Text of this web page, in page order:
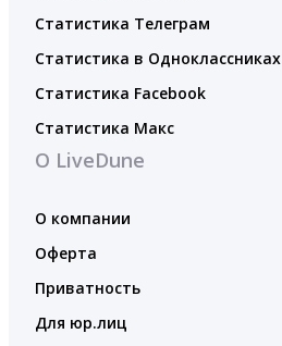
Статистика Телеграм
Статистика в Одноклассниках
Статистика Facebook
Статистика Макс
О LiveDune
О компании
Оферта
Приватность
Для юр.лиц